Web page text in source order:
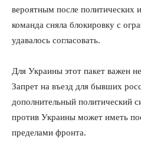
вероятным после политических
команда сняла блокировку с
удавалось согласовать.
Для Украины этот пакет важен
Запрет на въезд для бывших
дополнительный политический
против Украины может иметь
пределами фронта.